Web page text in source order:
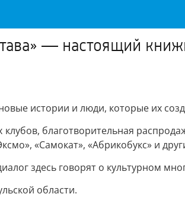
— настоящий
истории и люди, которые их
благотворительная
«Самокат», «Абрикобукс» и
здесь говорят о культурном
области.